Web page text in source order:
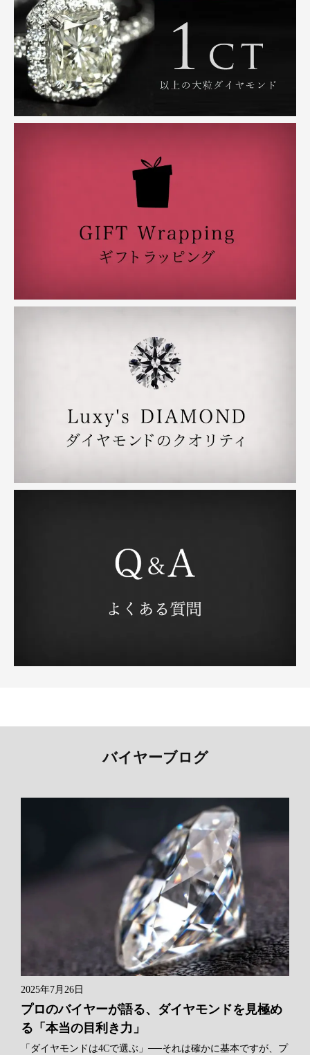
バイヤーブログ
2025年7月26日
プロのバイヤーが語る、ダイヤモンドを見極め
る「本当の目利き力」
「ダイヤモンドは4Cで選ぶ」──それは確かに基本ですが、プ